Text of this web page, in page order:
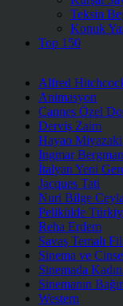
Teksin
Konuk
Top 150
Alfred
Animasyon
Cannes Özel
Derviş Zaim
Hayao Miyazaki
Ingmar Bergman
İtalyan Yeni
Jacques Tati
Nuri Bilge
Pelikülde
Reha Erdem
Savaş Temalı
Sinema ve
Sinemada
Sinemanın
Western